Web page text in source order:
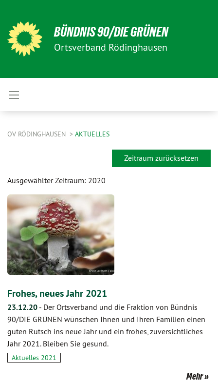
BÜNDNIS 90/DIE GRÜNEN
Ortsverband Rödinghausen
OV RÖDINGHAUSEN AKTUELLES
Zeitraum zurücksetzen
Ausgewählter Zeitraum: 2020
Frohes, neues Jahr 2021
23.12.20 - Der Ortsverband und die Fraktion von Bündnis
90/DIE GRÜNEN wünschen Ihnen und Ihren Familien einen
guten Rutsch ins neue Jahr und ein frohes, zuversichtliches
Jahr 2021. Bleiben Sie gesund.
Aktuelles 2021
Mehr